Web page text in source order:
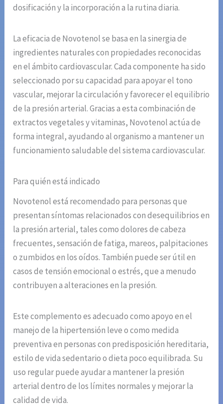
dosificación y la incorporación a la rutina diaria.
La eficacia de Novotenol se basa en la sinergia de
ingredientes naturales con propiedades reconocidas
en el ámbito cardiovascular. Cada componente ha sido
seleccionado por su capacidad para apoyar el tono
vascular, mejorar la circulación y favorecer el equilibrio
de la presión arterial. Gracias a esta combinación de
extractos vegetales y vitaminas, Novotenol actúa de
forma integral, ayudando al organismo a mantener un
funcionamiento saludable del sistema cardiovascular.
Para quién está indicado
Novotenol está recomendado para personas que
presentan síntomas relacionados con desequilibrios en
la presión arterial, tales como dolores de cabeza
frecuentes, sensación de fatiga, mareos, palpitaciones
o zumbidos en los oídos. También puede ser útil en
casos de tensión emocional o estrés, que a menudo
contribuyen a alteraciones en la presión.
Este complemento es adecuado como apoyo en el
manejo de la hipertensión leve o como medida
preventiva en personas con predisposición hereditaria,
estilo de vida sedentario o dieta poco equilibrada. Su
uso regular puede ayudar a mantener la presión
arterial dentro de los límites normales y mejorar la
calidad de vida.